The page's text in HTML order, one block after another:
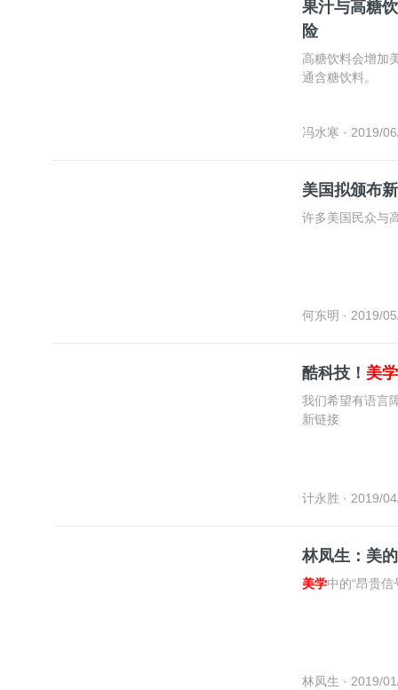
果汁与高糖
险
高糖饮料会增加
通含糖饮料。
冯水寒 · 2019/
美国拟颁布
许多美国民众与
何东明 · 2019/
酷科技！ 美学
我们希望有语言
新链接
计永胜 · 2019/
林凤生：美
美学中的“昂贵信
林凤生 · 2019/